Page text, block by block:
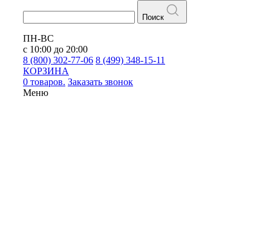
Поиск
ПН-ВС
с 10:00 до 20:00
8 (800) 302-77-06 8 (499) 348-15-11
КОРЗИНА
0 товаров. Заказать звонок
Меню